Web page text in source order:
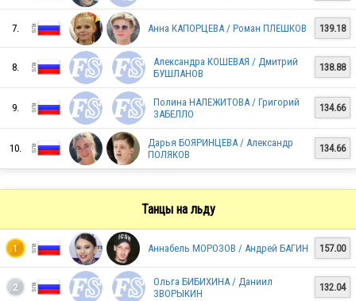
RUS
RUS
RUS
7. Анна КАПОРЦЕВА / Роман ПЛЕШКОВ 139.18
8.
Александра КОШЕВАЯ / Дмитрий
БУШЛАНОВ
138.88
9.
Полина НАЛЕЖИТОВА / Григорий
ЗАБЕЛЛО
134.66
10.
Дарья БОЯРИНЦЕВА / Александр
ПОЛЯКОВ
134.66
Танцы на льду
1 Аннабель МОРОЗОВ / Андрей БАГИН 157.00
2
Ольга БИБИХИНА / Даниил
ЗВОРЫКИН
132.04